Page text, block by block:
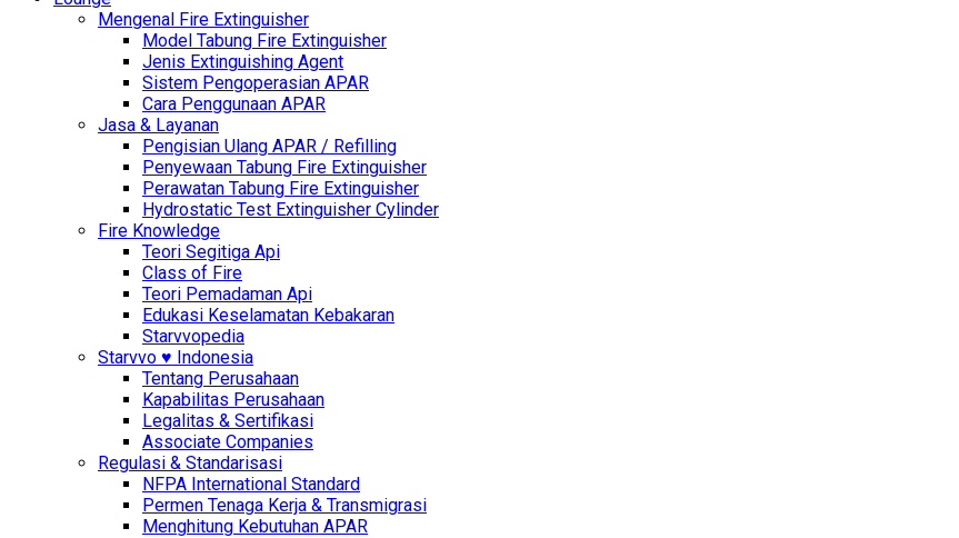
Mengenal Fire Extinguisher
Model Tabung Fire Extinguisher
Jenis Extinguishing Agent
Sistem Pengoperasian APAR
Cara Penggunaan APAR
Jasa & Layanan
Pengisian Ulang APAR / Refilling
Penyewaan Tabung Fire Extinguisher
Perawatan Tabung Fire Extinguisher
Hydrostatic Test Extinguisher Cylinder
Fire Knowledge
Teori Segitiga Api
Class of Fire
Teori Pemadaman Api
Edukasi Keselamatan Kebakaran
Starvvopedia
Starvvo ♥ Indonesia
Tentang Perusahaan
Kapabilitas Perusahaan
Legalitas & Sertifikasi
Associate Companies
Regulasi & Standarisasi
NFPA International Standard
Permen Tenaga Kerja & Transmigrasi
Menghitung Kebutuhan APAR